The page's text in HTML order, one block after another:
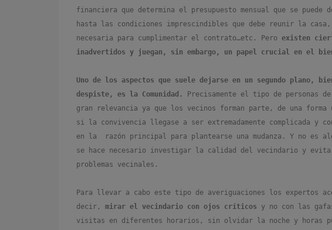
financiera que determina el presupuesto mensual que se
hasta las condiciones imprescindibles que debe reunir la
necesaria para cumplimentar el contrato…etc. Pero existen
inadvertidos y juegan, sin embargo, un papel crucial en el
Uno de los aspectos que suele dejarse en un segundo plano,
despiste, es la Comunidad.
Precisamente el tipo de personas
gran relevancia ya que los vecinos forman parte, de una
si la convivencia llegase a ser extremadamente complicada y
en la razón principal para plantearse una mudanza. Y no es
se hace necesario investigar la calidad del vecindario y
problemas vecinales.
Para llevar a cabo este tipo de averiguaciones los expertos
decir, mirar el vecindario con ojos críticos y no con las
visitas en diferentes horarios, sin olvidar la noche y horas